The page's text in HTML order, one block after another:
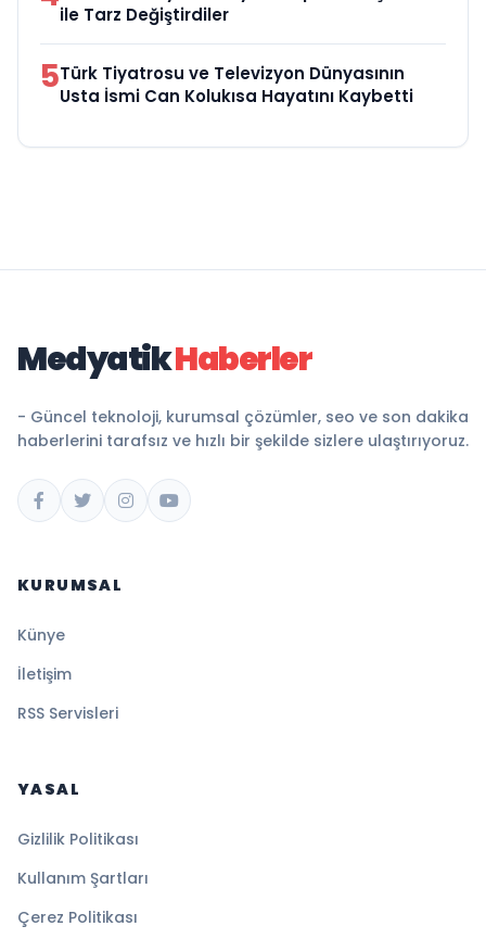
ile Tarz Değiştirdiler
5Türk Tiyatrosu ve Televizyon Dünyasının
Usta İsmi Can Kolukısa Hayatını Kaybetti
MedyatikHaberler
- Güncel teknoloji, kurumsal çözümler, seo ve son dakika
haberlerini tarafsız ve hızlı bir şekilde sizlere ulaştırıyoruz.
KURUMSAL
Künye
İletişim
RSS Servisleri
YASAL
Gizlilik Politikası
Kullanım Şartları
Çerez Politikası